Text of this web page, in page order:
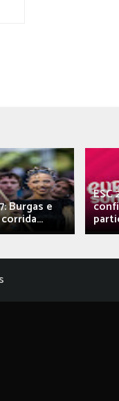
Burgas e
ESC